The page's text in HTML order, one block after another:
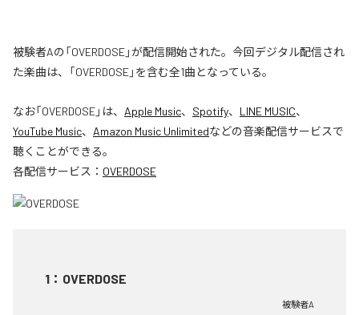
被験者Aの「OVERDOSE」が配信開始された。今回デジタル配信され
た楽曲は、「OVERDOSE」を含む全1曲となっている。
なお「OVERDOSE」は、 Apple Music、 Spotify、 LINE MUSIC、
YouTube Music、 Amazon Music Unlimitedなどの音楽配信サービスで
聴くことができる。
各配信サービス： OVERDOSE
1 ： OVERDOSE
被験者A